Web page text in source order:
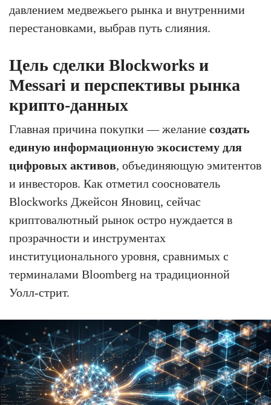
давлением медвежьего рынка и внутренними
перестановками, выбрав путь слияния.
Цель сделки Blockworks и
Messari и перспективы рынка
крипто-данных
Главная причина покупки — желание создать
единую информационную экосистему для
цифровых активов, объединяющую эмитентов
и инвесторов. Как отметил сооснователь
Blockworks Джейсон Яновиц, сейчас
криптовалютный рынок остро нуждается в
прозрачности и инструментах
институционального уровня, сравнимых с
терминалами Bloomberg на традиционной
Уолл-стрит.